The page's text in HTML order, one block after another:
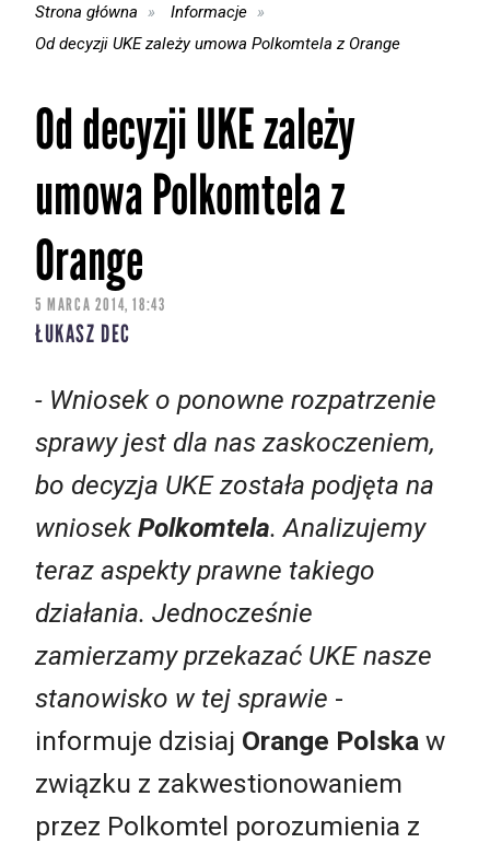
Strona główna
Informacje
Od decyzji UKE zależy umowa Polkomtela z Orange
Od decyzji UKE zależy
umowa Polkomtela z
Orange
5 MARCA 2014, 18:43
ŁUKASZ DEC
- Wniosek o ponowne rozpatrzenie
sprawy jest dla nas zaskoczeniem,
bo decyzja UKE została podjęta na
wniosekPolkomtela. Analizujemy
teraz aspekty prawne takiego
działania. Jednocześnie
zamierzamy przekazać UKE nasze
stanowisko w tej sprawie -
informuje dzisiaj Orange Polska w
związku z zakwestionowaniem
przez Polkomtel porozumienia z